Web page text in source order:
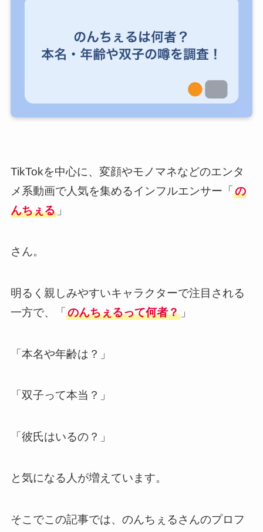
TikTokを中心に、変顔やモノマネなどのエンタ
メ系動画で人気を集めるインフルエンサー「の
んちぇる」
さん。
明るく親しみやすいキャラクターで注目される
一方で、「 のんちぇるって何者？」
「本名や年齢は？」
「双子って本当？」
「彼氏はいるの？」
と気になる人が増えています。
そこでこの記事では、のんちぇるさんのプロフ